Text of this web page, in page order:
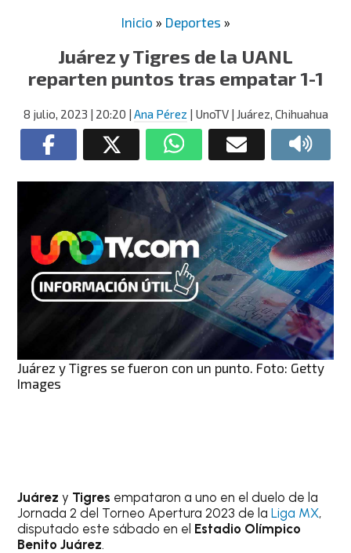
Inicio » Deportes »
Juárez y Tigres de la UANL
reparten puntos tras empatar 1-1
8 julio, 2023 | 20:20 | Ana Pérez | UnoTV | Juárez, Chihuahua
Juárez y Tigres se fueron con un punto. Foto: Getty
Images
Juárez y Tigres empataron a uno en el duelo de la
Jornada 2 del Torneo Apertura 2023 de laLiga MX,
disputado este sábado en el Estadio Olímpico
Benito Juárez.